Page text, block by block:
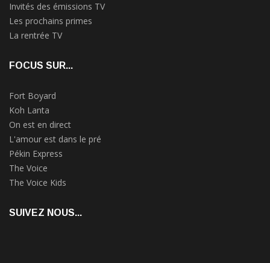
Invités des émissions TV
Les prochains primes
La rentrée TV
FOCUS SUR...
Fort Boyard
Koh Lanta
On est en direct
L'amour est dans le pré
Pékin Express
The Voice
The Voice Kids
SUIVEZ NOUS...